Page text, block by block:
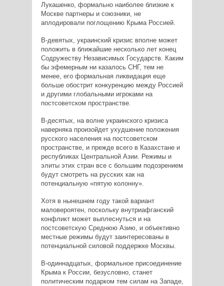
Лукашенко, формально наиболее близкие к
Москве партнеры и союзники, не
аплодировали поглощению Крыма Россией.
В-девятых, украинский кризис вполне может
положить в ближайшие несколько лет конец
Содружеству Независимых Государств. Каким
бы эфемерным ни казалось СНГ, тем не
менее, его формальная ликвидация еще
больше обострит конкуренцию между Россией
и другими глобальными игроками на
постсоветском пространстве.
В-десятых, на волне украинского кризиса
наверняка произойдет ухудшение положения
русского населения на постсоветском
пространстве, и прежде всего в Казахстане и
республиках Центральной Азии. Режимы и
элиты этих стран все с большим подозрением
будут смотреть на русских как на
потенциальную «пятую колонну».
Хотя в нынешнем году такой вариант
маловероятен, поскольку внутриафганский
конфликт может выплеснуться и на
постсоветскую Среднюю Азию, и объективно
местные режимы будут заинтересованы в
потенциальной силовой поддержке Москвы.
В-одиннадцатых, формальное присоединение
Крыма к России, безусловно, станет
политическим подарком тем силам на Западе,